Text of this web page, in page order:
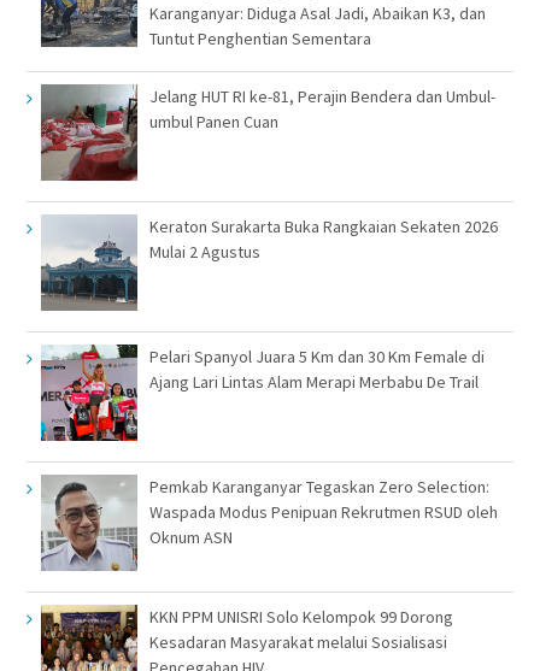
Karanganyar: Diduga Asal Jadi, Abaikan K3, dan
Tuntut Penghentian Sementara
Jelang HUT RI ke-81, Perajin Bendera dan Umbul-
umbul Panen Cuan
Keraton Surakarta Buka Rangkaian Sekaten 2026
Mulai 2 Agustus
Pelari Spanyol Juara 5 Km dan 30 Km Female di
Ajang Lari Lintas Alam Merapi Merbabu De Trail
Pemkab Karanganyar Tegaskan Zero Selection:
Waspada Modus Penipuan Rekrutmen RSUD oleh
Oknum ASN
KKN PPM UNISRI Solo Kelompok 99 Dorong
Kesadaran Masyarakat melalui Sosialisasi